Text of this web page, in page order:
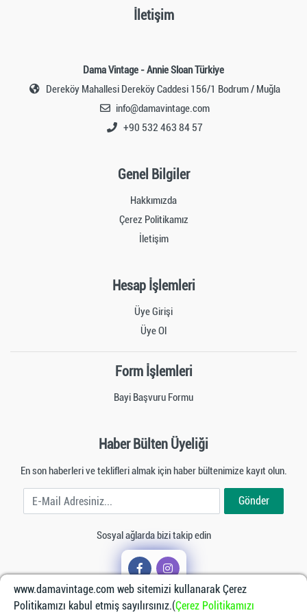
İletişim
Dama Vintage - Annie Sloan Türkiye
Dereköy Mahallesi Dereköy Caddesi 156/1 Bodrum / Muğla
info@damavintage.com
+90 532 463 84 57
Genel Bilgiler
Hakkımızda
Çerez Politikamız
İletişim
Hesap İşlemleri
Üye Girişi
Üye Ol
Form İşlemleri
Bayi Başvuru Formu
Haber Bülten Üyeliği
En son haberleri ve teklifleri almak için haber bültenimize kayıt olun.
E-Mail Adresiniz Gönder
Sosyal ağlarda bizi takip edin
www.damavintage.com web sitemizi kullanarak Çerez
Politikamızı kabul etmiş sayılırsınız.(Çerez Politikamızı